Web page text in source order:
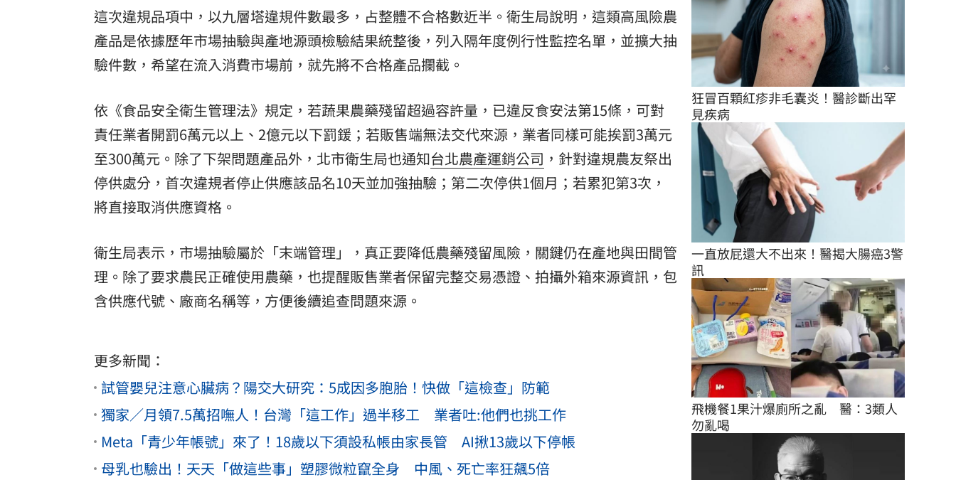
這次違規品項中，以九層塔違規件數最多，占整體不合格數近半。衛生局說明，這類高風險農
產品是依據歷年市場抽驗與產地源頭檢驗結果統整後，列入隔年度例行性監控名單，並擴大抽
驗件數，希望在流入消費市場前，就先將不合格產品攔截。
依《食品安全衛生管理法》規定，若蔬果農藥殘留超過容許量，已違反食安法第15條，可對
責任業者開罰6萬元以上、2億元以下罰鍰；若販售端無法交代來源，業者同樣可能挨罰3萬元
至300萬元。除了下架問題產品外，北市衛生局也通知台北農產運銷公司 ，針對違規農友祭出
停供處分，首次違規者停止供應該品名10天並加強抽驗；第二次停供1個月；若累犯第3次，
將直接取消供應資格。
衛生局表示，市場抽驗屬於「末端管理」，真正要降低農藥殘留風險，關鍵仍在產地與田間管
理。除了要求農民正確使用農藥，也提醒販售業者保留完整交易憑證、拍攝外箱來源資訊，包
含供應代號、廠商名稱等，方便後續追查問題來源。
更多新聞：
試管嬰兒注意心臟病？陽交大研究：5成因多胞胎！快做「這檢查」防範
獨家／月領7.5萬招嘸人！台灣「這工作」過半移工 業者吐:他們也挑工作
Meta「青少年帳號」來了！18歲以下須設私帳由家長管 AI揪13歲以下停帳
母乳也驗出！天天「做這些事」塑膠微粒竄全身 中風、死亡率狂飆5倍
狂冒百顆紅疹非毛囊炎！醫診斷出罕
見疾病
一直放屁還大不出來！醫揭大腸癌3警
訊
飛機餐1果汁爆廁所之亂　醫：3類人
勿亂喝